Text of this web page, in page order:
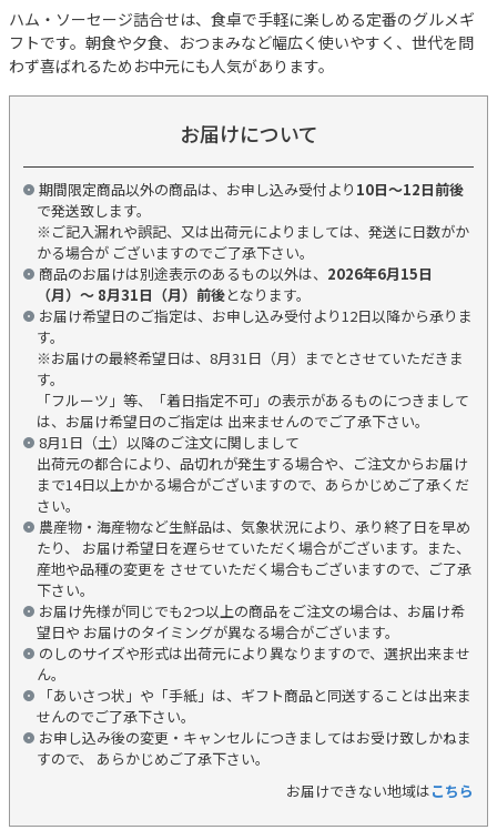
ハム・ソーセージ詰合せは、食卓で手軽に楽しめる定番のグルメギ
フトです。朝食や夕食、おつまみなど幅広く使いやすく、世代を問
わず喜ばれるためお中元にも人気があります。
お届けについて
期間限定商品以外の商品は、お申し込み受付より 10日～12日前後
で発送致します。
※ご記入漏れや誤記、又は出荷元によりましては、発送に日数がか
かる場合が ございますのでご了承下さい。
商品のお届けは別途表示のあるもの以外は、 2026年6月15日
（月）～ 8月31日（月）前後となります。
お届け希望日のご指定は、お申し込み受付より12日以降から承りま
す。
※お届けの最終希望日は、8月31日（月）までとさせていただきま
す。
「フルーツ」等、「着日指定不可」の表示があるものにつきまして
は、お届け希望日のご指定は 出来ませんのでご了承下さい。
8月1日（土）以降のご注文に関しまして
出荷元の都合により、品切れが発生する場合や、ご注文からお届け
まで14日以上かかる場合がございますので、あらかじめご了承くだ
さい。
農産物・海産物など生鮮品は、気象状況により、承り終了日を早め
たり、 お届け希望日を遅らせていただく場合がございます。また、
産地や品種の変更を させていただく場合もございますので、ご了承
下さい。
お届け先様が同じでも2つ以上の商品をご注文の場合は、お届け希
望日や お届けのタイミングが異なる場合がございます。
のしのサイズや形式は出荷元により異なりますので、選択出来ませ
ん。
「あいさつ状」や「手紙」は、ギフト商品と同送することは出来ま
せんのでご了承下さい。
お申し込み後の変更・キャンセルにつきましてはお受け致しかねま
すので、 あらかじめご了承下さい。
お届けできない地域はこちら